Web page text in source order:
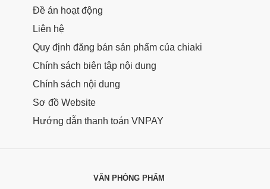
Đề án hoạt động
Liên hệ
Quy định đăng bán sản phẩm của chiaki
Chính sách biên tập nội dung
Chính sách nội dung
Sơ đồ Website
Hướng dẫn thanh toán VNPAY
VĂN PHÒNG PHẨM